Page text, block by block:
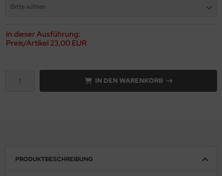
Bitte wählen
In dieser Ausführung:
Preis/Artikel23,00 EUR
IN DEN WARENKORB
PRODUKTBESCHREIBUNG